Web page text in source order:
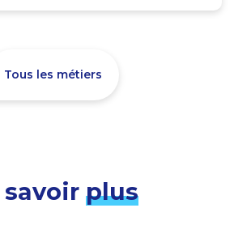
Tous les métiers
savoir plus